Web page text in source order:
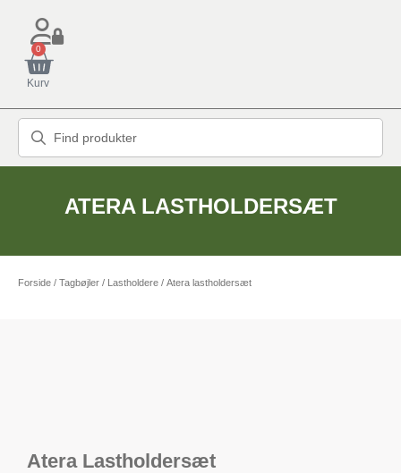
0
Kurv
ATERA LASTHOLDERSÆT
Forside / Tagbøjler / Lastholdere / Atera lastholdersæt
Atera Lastholdersæt